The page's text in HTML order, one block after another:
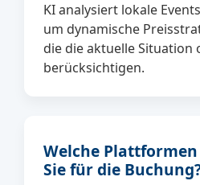
KI analysiert lokale
um dynamische
die die aktuelle Situation
berücksichtigen.
Welche
Sie für die